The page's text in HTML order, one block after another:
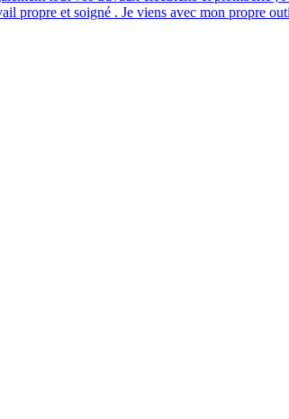
propre et soigné . Je viens avec mon propre